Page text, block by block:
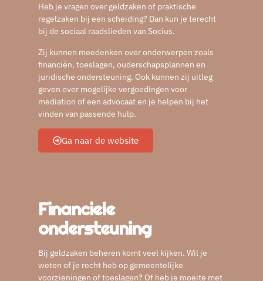
Heb je vragen over geldzaken of praktische
regelzaken bij een scheiding? Dan kun je terecht
bij de sociaal raadslieden van Socius.
Zij kunnen meedenken over onderwerpen zoals
financiën, toeslagen, ouderschapsplannen en
juridische ondersteuning. Ook kunnen zij uitleg
geven over mogelijke vergoedingen voor
mediation of een advocaat en je helpen bij het
vinden van passende hulp.
Ga naar de website
Financiele
ondersteuning
Bij geldzaken beheren komt veel kijken. Wil je
weten of je recht heb op gemeentelijke
voorzieningen of toeslagen? Of heb je moeite met